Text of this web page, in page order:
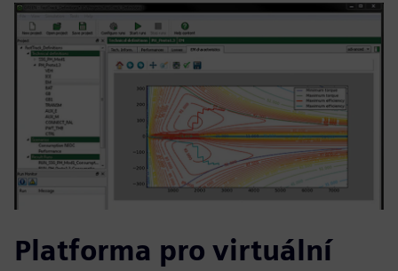
Platforma pro virtuální